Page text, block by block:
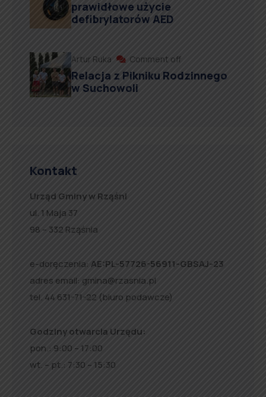
prawidłowe użycie
defibrylatorów AED
Artur Ruka Comment off
Relacja z Pikniku Rodzinnego
w Suchowoli
Kontakt
Urząd Gminy w Rząśni
ul. 1 Maja 37
98 – 332 Rząśnia
e-doręczenia: AE:PL-57726-56911-GBSAJ-23
adres email: gmina@rzasnia.pl
tel. 44 631-71-22 (biuro podawcze)
Godziny otwarcia Urzędu:
pon.: 9:00 – 17:00
wt. – pt.: 7:30 – 15:30